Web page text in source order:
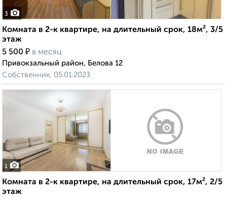
3
Комната в 2-к квартире, на длительный срок, 18м², 3/5
этаж
5 500 ₽ в месяц
Привокзальный район, Белова 12
Собственник, 05.01.2023
1
Комната в 2-к квартире, на длительный срок, 17м², 2/5
этаж